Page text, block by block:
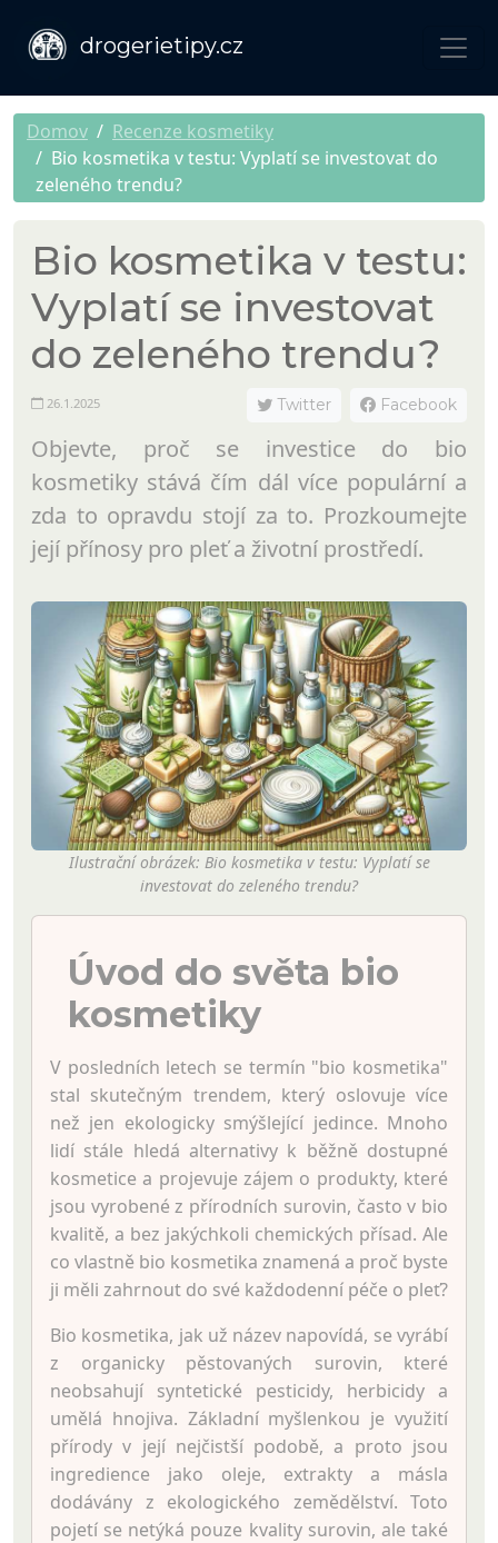
drogerietipy.cz
Domov
Recenze kosmetiky
Bio kosmetika v testu: Vyplatí se investovat do
zeleného trendu?
Bio kosmetika v testu:
Vyplatí se investovat
do zeleného trendu?
26.1.2025 Twitter Facebook
Objevte, proč se investice do bio
kosmetiky stává čím dál více populární a
zda to opravdu stojí za to. Prozkoumejte
její přínosy pro pleť a životní prostředí.
Ilustrační obrázek: Bio kosmetika v testu: Vyplatí se
investovat do zeleného trendu?
Úvod do světa bio
kosmetiky
V posledních letech se termín "bio kosmetika"
stal skutečným trendem, který oslovuje více
než jen ekologicky smýšlející jedince. Mnoho
lidí stále hledá alternativy k běžně dostupné
kosmetice a projevuje zájem o produkty, které
jsou vyrobené z přírodních surovin, často v bio
kvalitě, a bez jakýchkoli chemických přísad. Ale
co vlastně bio kosmetika znamená a proč byste
ji měli zahrnout do své každodenní péče o pleť?
Bio kosmetika, jak už název napovídá, se vyrábí
z organicky pěstovaných surovin, které
neobsahují syntetické pesticidy, herbicidy a
umělá hnojiva. Základní myšlenkou je využití
přírody v její nejčistší podobě, a proto jsou
ingredience jako oleje, extrakty a másla
dodávány z ekologického zemědělství. Toto
pojetí se netýká pouze kvality surovin, ale také